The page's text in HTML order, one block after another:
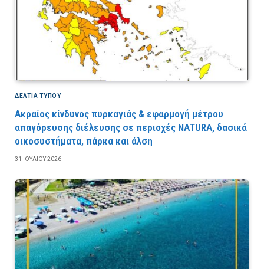
ΔΕΛΤΙΑ ΤΥΠΟΥ
Ακραίος κίνδυνος πυρκαγιάς & εφαρμογή μέτρου
απαγόρευσης διέλευσης σε περιοχές NATURA, δασικά
οικοσυστήματα, πάρκα και άλση
31 ΙΟΥΛΊΟΥ 2026